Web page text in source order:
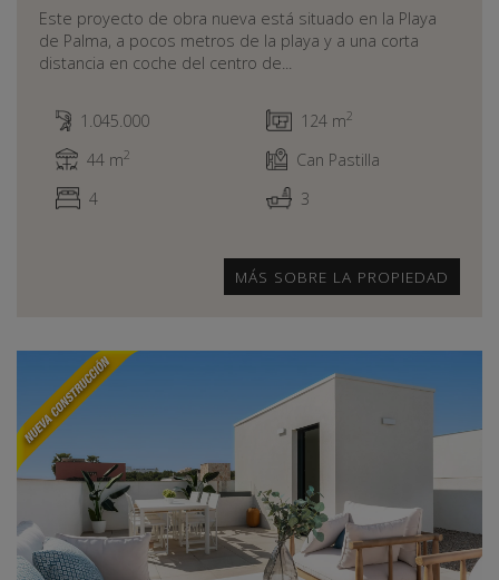
Este proyecto de obra nueva está situado en la Playa
de Palma, a pocos metros de la playa y a una corta
distancia en coche del centro de...
1.045.000 124 m2
44 m2
Can Pastilla
4
3
MÁS SOBRE LA PROPIEDAD